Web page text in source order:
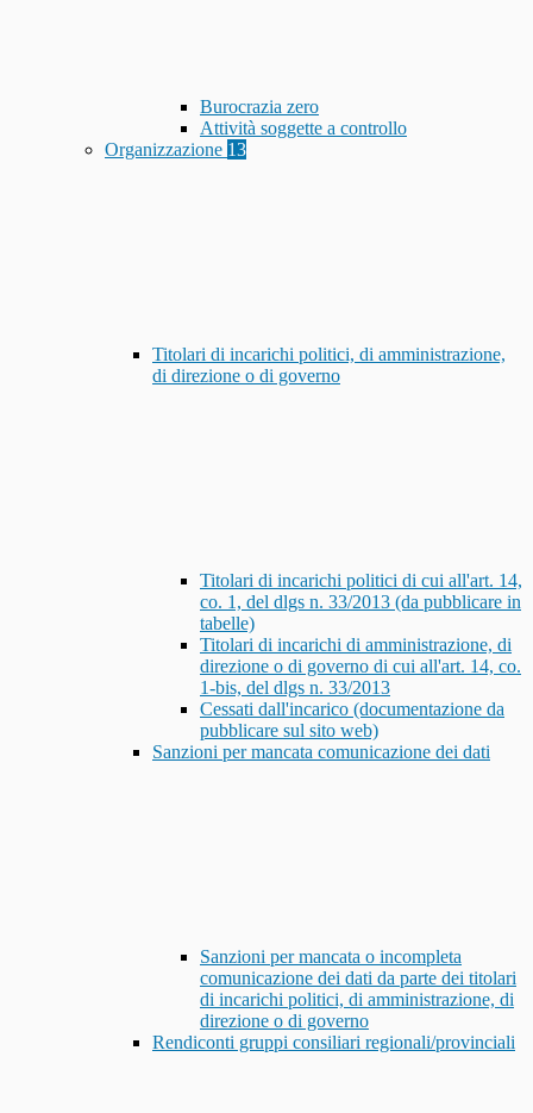
Burocrazia zero
Attività soggette a controllo
Organizzazione 13
Titolari di incarichi politici, di amministrazione,
di direzione o di governo
Titolari di incarichi politici di cui all'art. 14,
co. 1, del dlgs n. 33/2013 (da pubblicare in
tabelle)
Titolari di incarichi di amministrazione, di
direzione o di governo di cui all'art. 14, co.
1-bis, del dlgs n. 33/2013
Cessati dall'incarico (documentazione da
pubblicare sul sito web)
Sanzioni per mancata comunicazione dei dati
Sanzioni per mancata o incompleta
comunicazione dei dati da parte dei titolari
di incarichi politici, di amministrazione, di
direzione o di governo
Rendiconti gruppi consiliari regionali/provinciali